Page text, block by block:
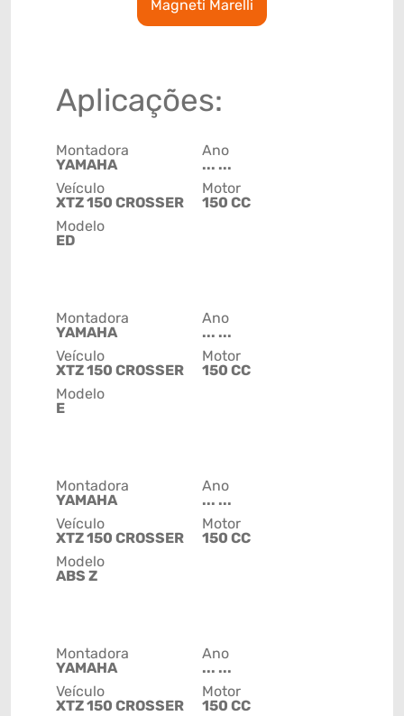
Magneti Marelli
Aplicações:
Montadora
YAMAHA
Veículo
XTZ 150 CROSSER
Modelo
ED
Ano
... ...
Motor
150 CC
Montadora
YAMAHA
Veículo
XTZ 150 CROSSER
Modelo
E
Ano
... ...
Motor
150 CC
Montadora
YAMAHA
Veículo
XTZ 150 CROSSER
Modelo
ABS Z
Ano
... ...
Motor
150 CC
Montadora
YAMAHA
Veículo
XTZ 150 CROSSER
Ano
... ...
Motor
150 CC